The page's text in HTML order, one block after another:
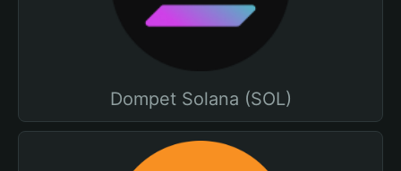
Dompet Solana (SOL)